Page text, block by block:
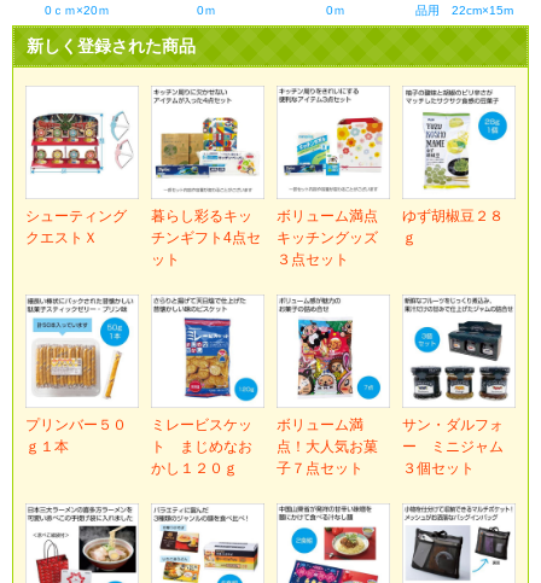
0ｃｍ×20ｍ
0ｍ
0ｍ
品用 22cm×15m
新しく登録された商品
シューティング
クエストＸ
暮らし彩るキッ
チンギフト4点セ
ット
ボリューム満点
キッチングッズ
３点セット
ゆず胡椒豆２８
ｇ
プリンバー５０
ｇ１本
ミレービスケッ
ト まじめなお
かし１２０ｇ
ボリューム満
点！大人気お菓
子７点セット
サン・ダルフォ
ー ミニジャム
３個セット